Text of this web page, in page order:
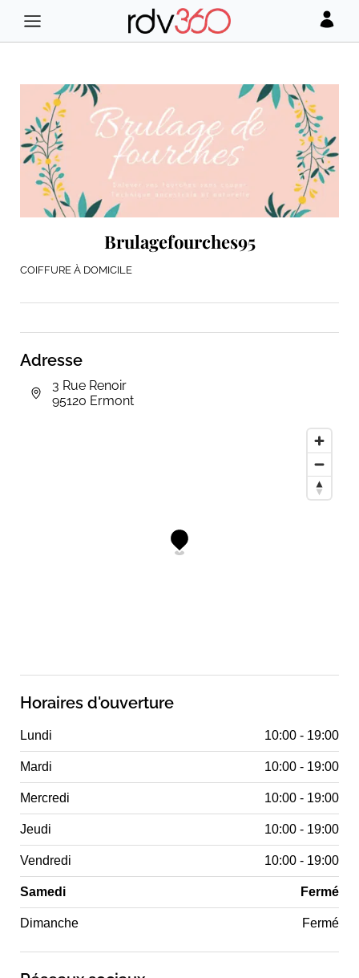
Adresse
3 Rue Renoir
95120 Ermont
Horaires d'ouverture
Lundi 10:00 - 19:00
Mardi 10:00 - 19:00
Mercredi 10:00 - 19:00
Jeudi 10:00 - 19:00
Vendredi 10:00 - 19:00
Samedi Fermé
Dimanche Fermé
Brulagefourches95
COIFFURE À DOMICILE